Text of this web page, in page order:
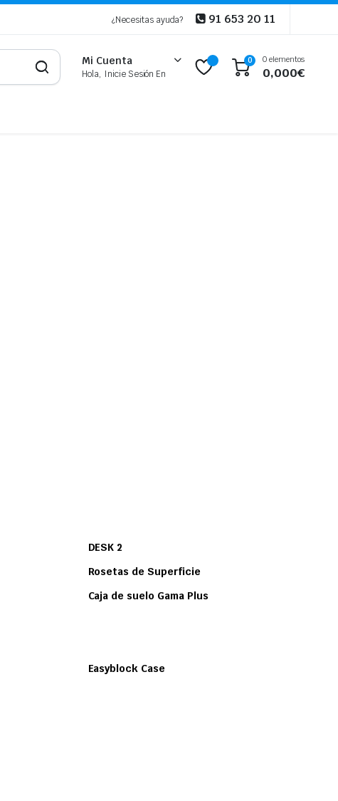
¿Necesitas ayuda? 91 653 20 11
Mi Cuenta
Hola, Inicie Sesión En
0 0 elementos
0,000€
DESK 2
Rosetas de Superficie
Caja de suelo Gama Plus
Easyblock Case